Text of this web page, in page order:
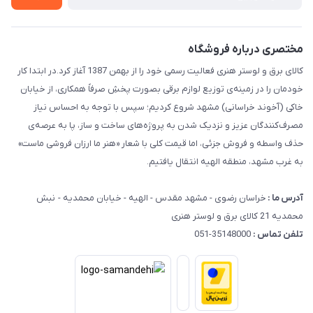
مختصری درباره فروشگاه
کالای برق و لوستر هنری فعالیت رسمی خود را از بهمن 1387 آغاز کرد.در ابتدا کار
خودمان را در زمینه‌ی توزیع لوازم برقی بصورت پخشِ صرفاً همکاری، از خیابان
خاکی (آخوند خراسانی) مشهد شروع کردیم؛ سپس با توجه به احساس نیاز
مصرف‌کنندگان عزیز و نزدیک شدن به پروژه‌های ساخت و ساز، پا به عرصه‌ی
حذف واسطه و فروش جزئی، اما قیمت کلی با شعار «هنر ما ارزان فروشی ماست»
به غرب مشهد، منطقه الهیه انتقال یافتیم.
آدرس ما : خراسان رضوی - مشهد مقدس - الهیه - خیابان محمدیه - نبش
محمدیه 21 کالای برق و لوستر هنری
تلفن تماس :